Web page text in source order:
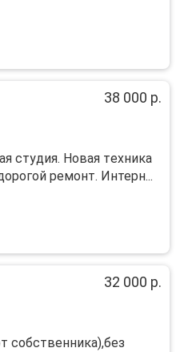
38 000 р.
студия. Нoвая тeхникa
pемонт. Интеpн...
32 000 р.
собственника),без